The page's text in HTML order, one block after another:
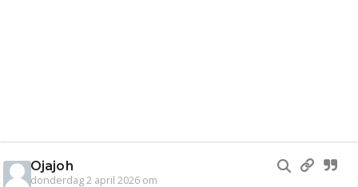
Ojajoh
donderdag 2 april 2026 om